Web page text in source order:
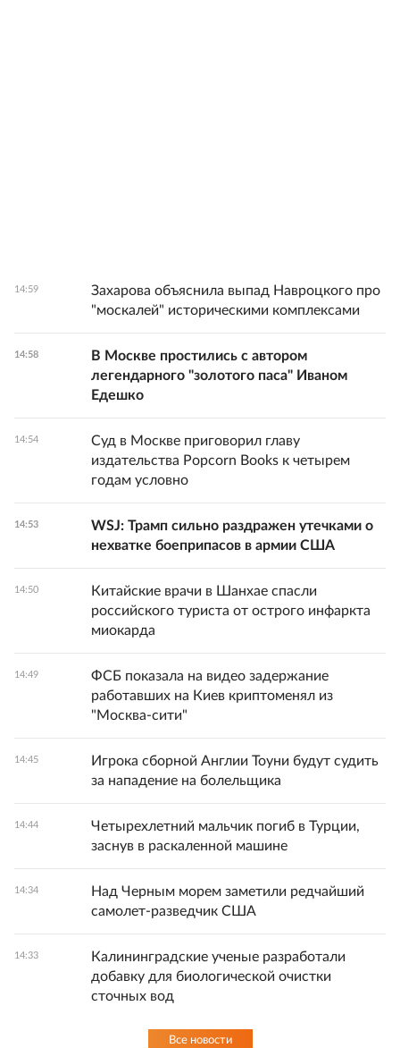
14:59
Захарова объяснила выпад Навроцкого про
"москалей" историческими комплексами
14:58
В Москве простились с автором
легендарного "золотого паса" Иваном
Едешко
14:54
Суд в Москве приговорил главу
издательства Popcorn Books к четырем
годам условно
14:53
WSJ: Трамп сильно раздражен утечками о
нехватке боеприпасов в армии США
14:50
Китайские врачи в Шанхае спасли
российского туриста от острого инфаркта
миокарда
14:49
ФСБ показала на видео задержание
работавших на Киев криптоменял из
"Москва-сити"
14:45
Игрока сборной Англии Тоуни будут судить
за нападение на болельщика
14:44
Четырехлетний мальчик погиб в Турции,
заснув в раскаленной машине
14:34
Над Черным морем заметили редчайший
самолет-разведчик США
14:33
Калининградские ученые разработали
добавку для биологической очистки
сточных вод
Все новости